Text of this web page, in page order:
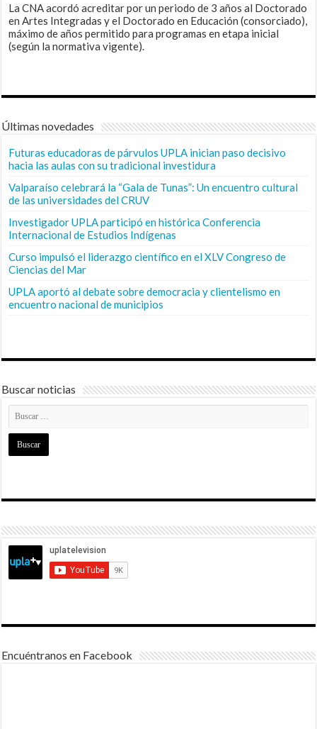
La CNA acordó acreditar por un periodo de 3 años al Doctorado
en Artes Integradas y el Doctorado en Educación (consorciado),
máximo de años permitido para programas en etapa inicial
(según la normativa vigente).
Últimas novedades
Futuras educadoras de párvulos UPLA inician paso decisivo
hacia las aulas con su tradicional investidura
Valparaíso celebrará la “Gala de Tunas”: Un encuentro cultural
de las universidades del CRUV
Investigador UPLA participó en histórica Conferencia
Internacional de Estudios Indígenas
Curso impulsó el liderazgo científico en el XLV Congreso de
Ciencias del Mar
UPLA aportó al debate sobre democracia y clientelismo en
encuentro nacional de municipios
Buscar noticias
Encuéntranos en Facebook